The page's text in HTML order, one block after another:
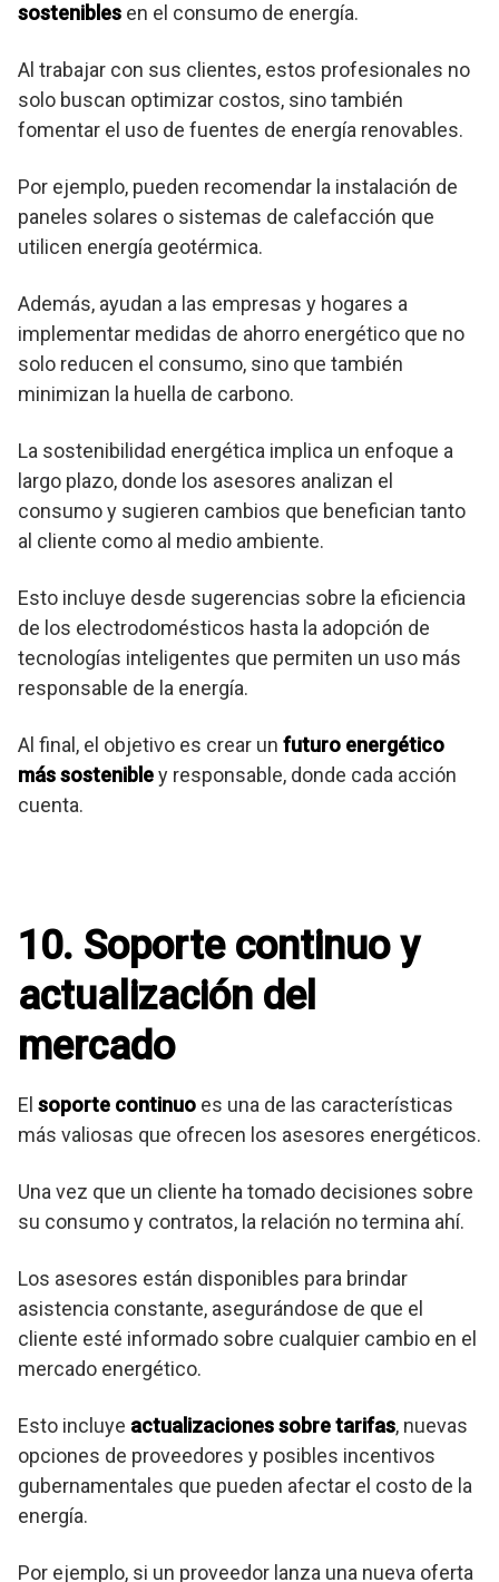
sostenibles en el consumo de energía.
Al trabajar con sus clientes, estos profesionales no
solo buscan optimizar costos, sino también
fomentar el uso de fuentes de energía renovables.
Por ejemplo, pueden recomendar la instalación de
paneles solares o sistemas de calefacción que
utilicen energía geotérmica.
Además, ayudan a las empresas y hogares a
implementar medidas de ahorro energético que no
solo reducen el consumo, sino que también
minimizan la huella de carbono.
La sostenibilidad energética implica un enfoque a
largo plazo, donde los asesores analizan el
consumo y sugieren cambios que benefician tanto
al cliente como al medio ambiente.
Esto incluye desde sugerencias sobre la eficiencia
de los electrodomésticos hasta la adopción de
tecnologías inteligentes que permiten un uso más
responsable de la energía.
Al final, el objetivo es crear un futuro energético
más sostenibley responsable, donde cada acción
cuenta.
10. Soporte continuo y
actualización del
mercado
El soporte continuo es una de las características
más valiosas que ofrecen los asesores energéticos.
Una vez que un cliente ha tomado decisiones sobre
su consumo y contratos, la relación no termina ahí.
Los asesores están disponibles para brindar
asistencia constante, asegurándose de que el
cliente esté informado sobre cualquier cambio en el
mercado energético.
Esto incluye actualizaciones sobre tarifas, nuevas
opciones de proveedores y posibles incentivos
gubernamentales que pueden afectar el costo de la
energía.
Por ejemplo, si un proveedor lanza una nueva oferta